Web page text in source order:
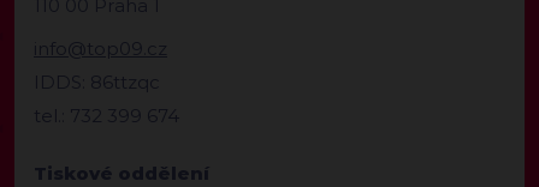
110 00 Praha 1
info@top09.cz
IDDS: 86ttzqc
tel.: 732 399 674
Tiskové oddělení